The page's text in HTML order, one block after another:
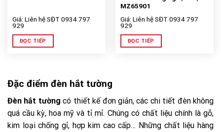
Giá: Liên hệ SĐT 0934 797
929
ĐỌC TIẾP
MZ65901
Giá: Liên hệ SĐT 0934 797
929
ĐỌC TIẾP
Đặc điểm đèn hắt tường
Đèn hắt tường có thiết kế đơn giản, các chi tiết đèn không
quá cầu kỳ, hoa mỹ và tỉ mỉ. Chúng có chất liệu chính là gỗ,
kim loại chống gỉ, hợp kim cao cấp… Những chất liệu hàng